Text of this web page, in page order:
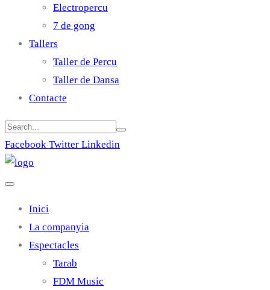
Electropercu
7 de gong
Tallers
Taller de Percu
Taller de Dansa
Contacte
Facebook Twitter Linkedin
Inici
La companyia
Espectacles
Tarab
FDM Music